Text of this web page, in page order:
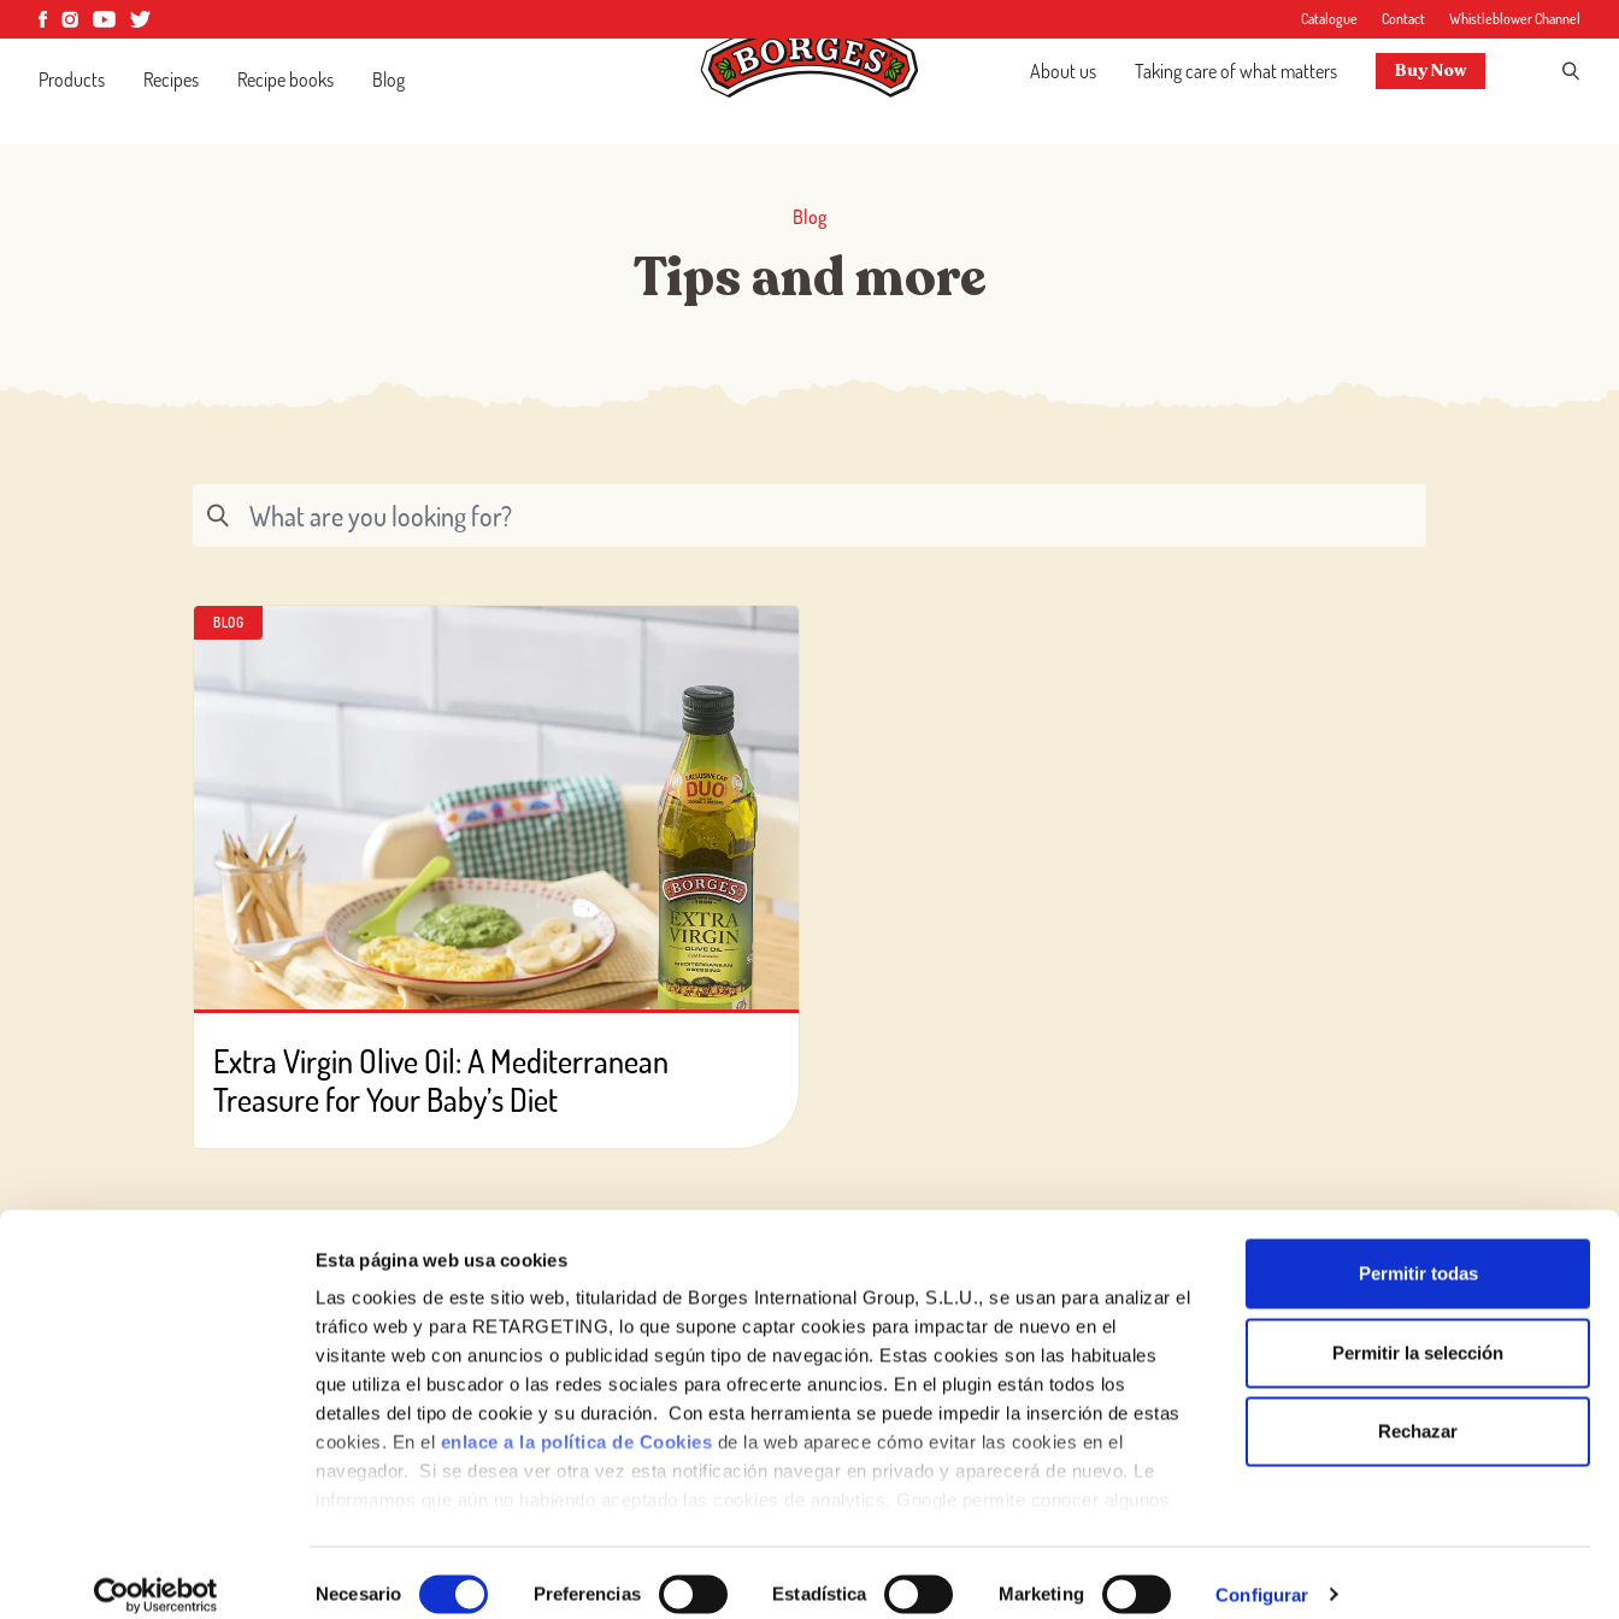
Esta página web usa cookies
Las cookies de este sitio web, titularidad de Borges International Group, S.L.U., se usan para analizar el
tráfico web y para RETARGETING, lo que supone captar cookies para impactar de nuevo en el
visitante web con anuncios o publicidad según tipo de navegación. Estas cookies son las habituales
que utiliza el buscador o las redes sociales para ofrecerte anuncios. En el plugin están todos los
detalles del tipo de cookie y su duración. Con esta herramienta se puede impedir la inserción de estas
cookies. En el enlace a la política de Cookies de la web aparece cómo evitar las cookies en el
navegador. Si se desea ver otra vez esta notificación navegar en privado y aparecerá de nuevo. Le
informamos que aún no habiendo aceptado las cookies de analytics, Google permite conocer algunos
de
Necesario Preferencias Estadística Marketing Configurar
Permitir todas
Permitir la selección
Rechazar
Catalogue Contact Whistleblower Channel
Products Recipes Recipe books Blog About us Taking care of what matters Buy Now
Blog
Tips and more
BLOG
Extra Virgin Olive Oil: A Mediterranean
Treasure for Your Baby’s Diet
Legal Notice
Privacy Policy
Cookie Policy
Made with♥by
OR WITH YOUR EMAIL ADDRESS
Email